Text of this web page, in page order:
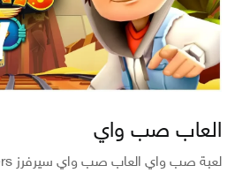
العاب صب واي